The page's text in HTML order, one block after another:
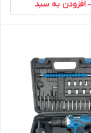
افزودن به سبد